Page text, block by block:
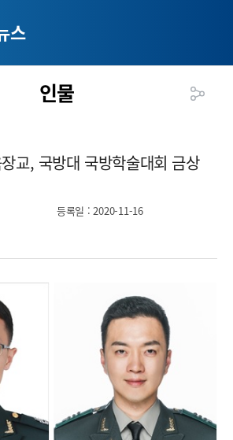
스
인물
교, 국방대 국방학술대회 금상
등록일 : 2020-11-16